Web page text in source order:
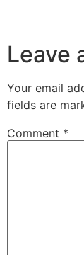
Leave
Your email
fields are
Comment *